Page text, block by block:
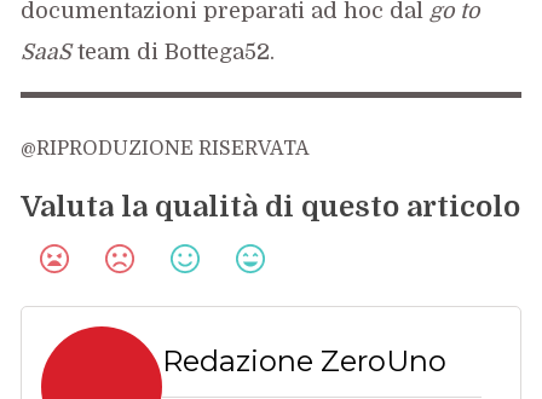
documentazioni preparati ad hoc dal go to
SaaSteam di Bottega52.
@RIPRODUZIONE RISERVATA
Valuta la qualità di questo articolo
Redazione ZeroUno